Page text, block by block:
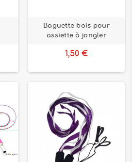
Baguette bois pour
assiette à jongler
1,50 €